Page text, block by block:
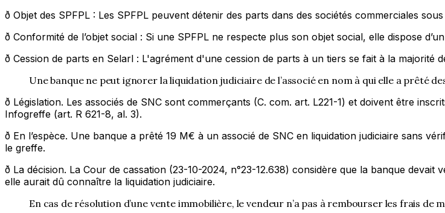
ð Objet des SPFPL : Les SPFPL peuvent détenir des parts dans des sociétés commerciales
ð Conformité de l’objet social : Si une SPFPL ne respecte plus son objet social, elle dispose
ð Cession de parts en Selarl : L'agrément d'une cession de parts à un tiers se fait à la majorité
Une banque ne peut ignorer la liquidation judiciaire de l’associé en nom à qui elle a prêté
ð Législation. Les associés de SNC sont commerçants (C. com. art. L221-1) et doivent être
Infogreffe (art. R 621-8, al. 3).
ð En l’espèce. Une banque a prêté 19 M€ à un associé de SNC en liquidation judiciaire sans
le greffe.
ð La décision. La Cour de cassation (23-10-2024, n°23-12.638) considère que la banque
elle aurait dû connaître la liquidation judiciaire.
En cas de résolution d’une vente immobilière, le vendeur n’a pas à rembourser les frais de